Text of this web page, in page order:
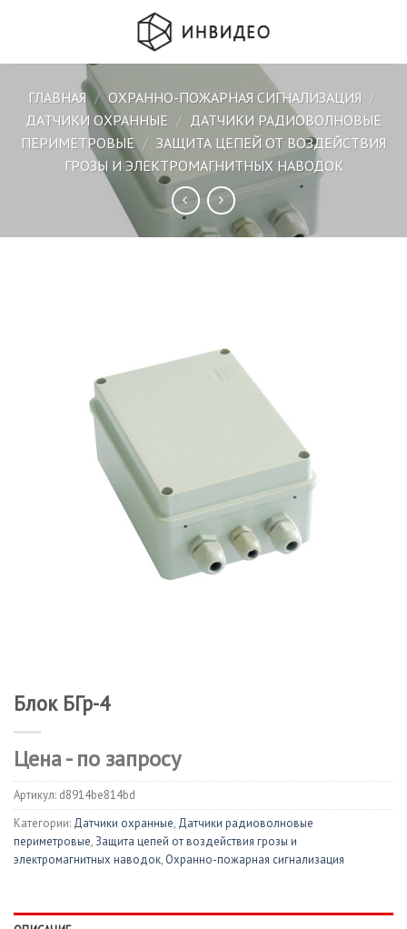
ГЛАВНАЯ / ОХРАННО-ПОЖАРНАЯ СИГНАЛИЗАЦИЯ /
ДАТЧИКИ ОХРАННЫЕ / ДАТЧИКИ РАДИОВОЛНОВЫЕ
ПЕРИМЕТРОВЫЕ / ЗАЩИТА ЦЕПЕЙ ОТ ВОЗДЕЙСТВИЯ
ГРОЗЫ И ЭЛЕКТРОМАГНИТНЫХ НАВОДОК
Блок БГр-4
Цена - по запросу
Артикул: d8914be814bd
Категории: Датчики охранные, Датчики радиоволновые
периметровые,Защита цепей от воздействия грозы и
электромагнитных наводок, Охранно-пожарная сигнализация